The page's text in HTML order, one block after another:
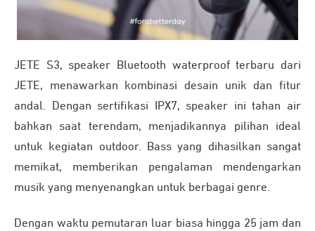
JETE S3, speaker Bluetooth waterproof terbaru dari
JETE, menawarkan kombinasi desain unik dan fitur
andal. Dengan sertifikasi IPX7, speaker ini tahan air
bahkan saat terendam, menjadikannya pilihan ideal
untuk kegiatan outdoor. Bass yang dihasilkan sangat
memikat, memberikan pengalaman mendengarkan
musik yang menyenangkan untuk berbagai genre.
Dengan waktu pemutaran luar biasa hingga 25 jam dan